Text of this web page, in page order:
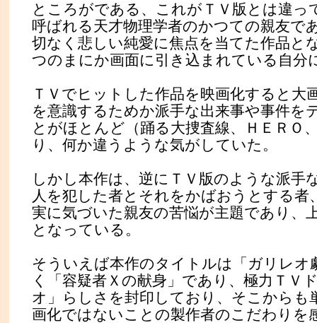
ところがである、これがＴＶ版とは違っ
呼ばれる天才物理学者のかつての親友で
切なく悲しい純愛に焦点を当てた作品と
つのまにか画面に引き込まれている自分
ＴＶでヒットした作品を映画化すると大
を意識するためか派手な出来事や事件を
とがほとんど（踊る大捜査線、ＨＥＲＯ
り、何か違うような気がしていた。
しかし本作は、逆にＴＶ版のような派手
人を犯した者とそれをかばおうとする者
実に気づいた親友の苦悩が主題であり、
となっている。
そういえば本作のタイトルは「ガリレオ
く「容疑者Ｘの献身」であり、極力ＴＶ
オ」らしさを封印しており、そこからも
画化ではないことの製作者のこだわりを